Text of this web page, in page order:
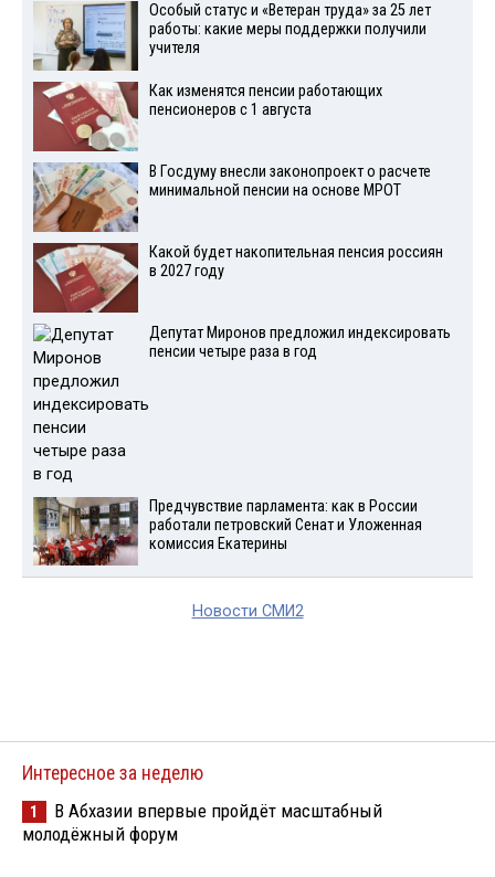
Особый статус и «Ветеран труда» за 25 лет
работы: какие меры поддержки получили
учителя
Как изменятся пенсии работающих
пенсионеров с 1 августа
В Госдуму внесли законопроект о расчете
минимальной пенсии на основе МРОТ
Какой будет накопительная пенсия россиян
в 2027 году
Депутат Миронов предложил индексировать
пенсии четыре раза в год
Предчувствие парламента: как в России
работали петровский Сенат и Уложенная
комиссия Екатерины
Новости СМИ2
Интересное за неделю
1
В Абхазии впервые пройдёт масштабный
молодёжный форум